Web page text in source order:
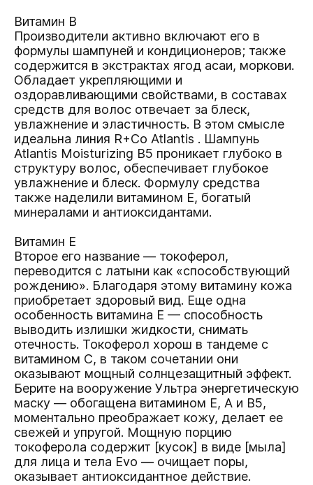
Витамин В
Производители активно включают его в
формулы шампуней и кондиционеров; также
содержится в экстрактах ягод асаи, моркови.
Обладает укрепляющими и
оздоравливающими свойствами, в составах
средств для волос отвечает за блеск,
увлажнение и эластичность. В этом смысле
идеальна линия R+Co Atlantis . Шампунь
Atlantis Moisturizing B5 проникает глубоко в
структуру волос, обеспечивает глубокое
увлажнение и блеск. Формулу средства
также наделили витамином Е, богатый
минералами и антиоксидантами.
Витамин Е
Второе его название — токоферол,
переводится с латыни как «способствующий
рождению». Благодаря этому витамину кожа
приобретает здоровый вид. Еще одна
особенность витамина Е — способность
выводить излишки жидкости, снимать
отечность. Токоферол хорош в тандеме с
витамином С, в таком сочетании они
оказывают мощный солнцезащитный эффект.
Берите на вооружение Ультра энергетическую
маску — обогащена витамином Е, А и B5,
моментально преображает кожу, делает ее
свежей и упругой. Мощную порцию
токоферола содержит [кусок] в виде [мыла]
для лица и тела Evo — очищает поры,
оказывает антиоксидантное действие.